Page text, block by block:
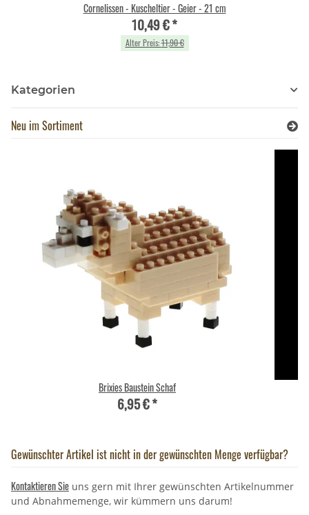
Cornelissen - Kuscheltier - Geier - 21 cm
10,49 €*
Alter Preis:11,90 €
Kategorien
Neu im Sortiment
Brixies Baustein Schaf
6,95 €*
Gewünschter Artikel ist nicht in der gewünschten Menge verfügbar?
Kontaktieren Sie uns gern mit Ihrer gewünschten Artikelnummer
und Abnahmemenge, wir kümmern uns darum!